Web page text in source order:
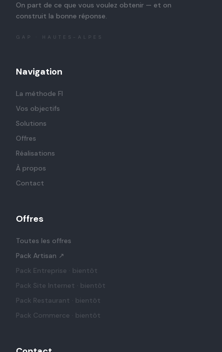
On part de ce que vous voulez obtenir — et on
construit la bonne réponse.
GAP · HAUTES-ALPES
Navigation
La méthode FI
Vos objectifs
Solutions
Offres
Réalisations
À propos
Contact
Offres
Toutes les offres
Pack Artisan ↗
Pack Entreprise · bientôt
Pack Site Internet · bientôt
Pack Restaurant · bientôt
Pack Commerce · bientôt